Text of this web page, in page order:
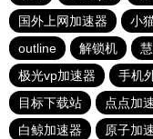
国外上网加速器
小
outline
解锁机
极光vp加速器
手机
目标下载站
点点加
白鲸加速器
原子加